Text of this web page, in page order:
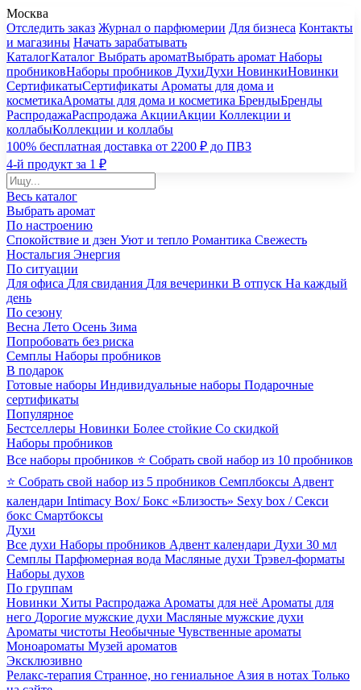
Москва
Отследить заказ Журнал о парфюмерии Для бизнеса Контакты
и магазины Начать зарабатывать
КаталогКаталог Выбрать ароматВыбрать аромат Наборы
пробниковНаборы пробников ДухиДухи НовинкиНовинки
СертификатыСертификаты Ароматы для дома и
косметикаАроматы для дома и косметика БрендыБренды
РаспродажаРаспродажа АкцииАкции Коллекции и
коллабыКоллекции и коллабы
100% бесплатная доставка от 2200 ₽ до ПВЗ
4-й продукт за 1 ₽
Весь каталог
Выбрать аромат
По настроению
Спокойствие и дзен Уют и тепло Романтика Свежесть
Ностальгия Энергия
По ситуации
Для офиса Для свидания Для вечеринки В отпуск На каждый
день
По сезону
Весна Лето Осень Зима
Попробовать без риска
Семплы Наборы пробников
В подарок
Готовые наборы Индивидуальные наборы Подарочные
сертификаты
Популярное
Бестселлеры Новинки Более стойкие Со скидкой
Наборы пробников
Все наборы пробников ⭐ Собрать свой набор из 10 пробников
⭐ Собрать свой набор из 5 пробников Семплбоксы Адвент
календари Intimacy Box/ Бокс «Близость» Sexy box / Секси
бокс Смартбоксы
Духи
Все духи Наборы пробников Адвент календари Духи 30 мл
Семплы Парфюмерная вода Масляные духи Трэвел-форматы
Наборы духов
По группам
Новинки Хиты Распродажа Ароматы для неё Ароматы для
него Дорогие мужские духи Масляные мужские духи
Ароматы чистоты Необычные Чувственные ароматы
Моноароматы Музей ароматов
Эксклюзивно
Релакс-терапия Странное, но гениальное Азия в нотах Только